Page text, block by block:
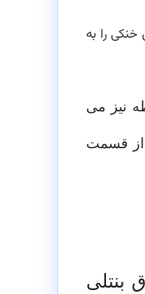
خنکی را به
نیز می
از قسمت
بنتلی